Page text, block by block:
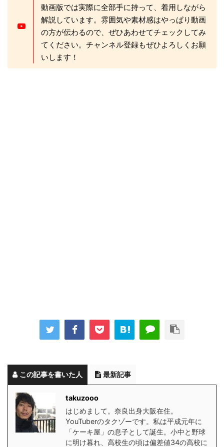
動画版では実際に全部手に持って、着用しながら
解説しています。雰囲気や素材感はやっぱり動画
の方が伝わるので、ぜひあわせてチェックしてみ
てください。チャンネル登録もぜひよろしくお願
いします！
この記事を書いた人 最新記事
takuzooo
はじめまして。奈良出身大阪在住。
YouTuberのタクゾーです。私は平成元年に
「ケーキ屋」の息子として誕生。小中と野球
に明け暮れ、高校生の頃は偏差値34の高校に